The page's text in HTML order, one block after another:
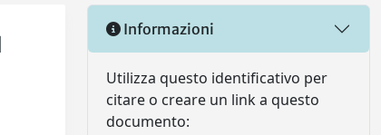
Informazioni
Utilizza questo identificativo per
citare o creare un link a questo
documento: